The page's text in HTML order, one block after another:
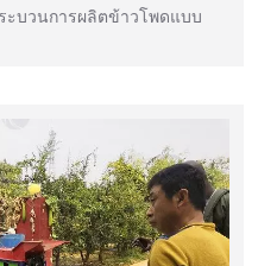
ะบวนการผลิตข้าวโพดแบบ